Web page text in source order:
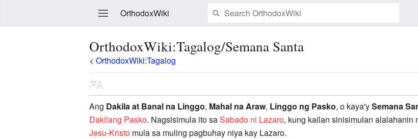
OrthodoxWiki
OrthodoxWiki:Tagalog/Semana Santa
<OrthodoxWiki:Tagalog
Ang Dakila at Banal na Linggo, Mahal na Araw, Linggo ng Pasko, o kaya'ySemana
Dakilang Pasko. Nagsisimula ito saSabado ni Lazaro, kung kailan sinisimulan alalahanin
Jesu-Kristo mula sa muling pagbuhay niya kay Lazaro.